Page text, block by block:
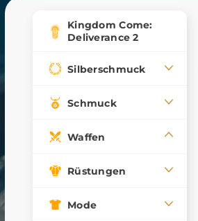
Kingdom Come:
Deliverance 2
Silberschmuck
Schmuck
Waffen
Rüstungen
Mode